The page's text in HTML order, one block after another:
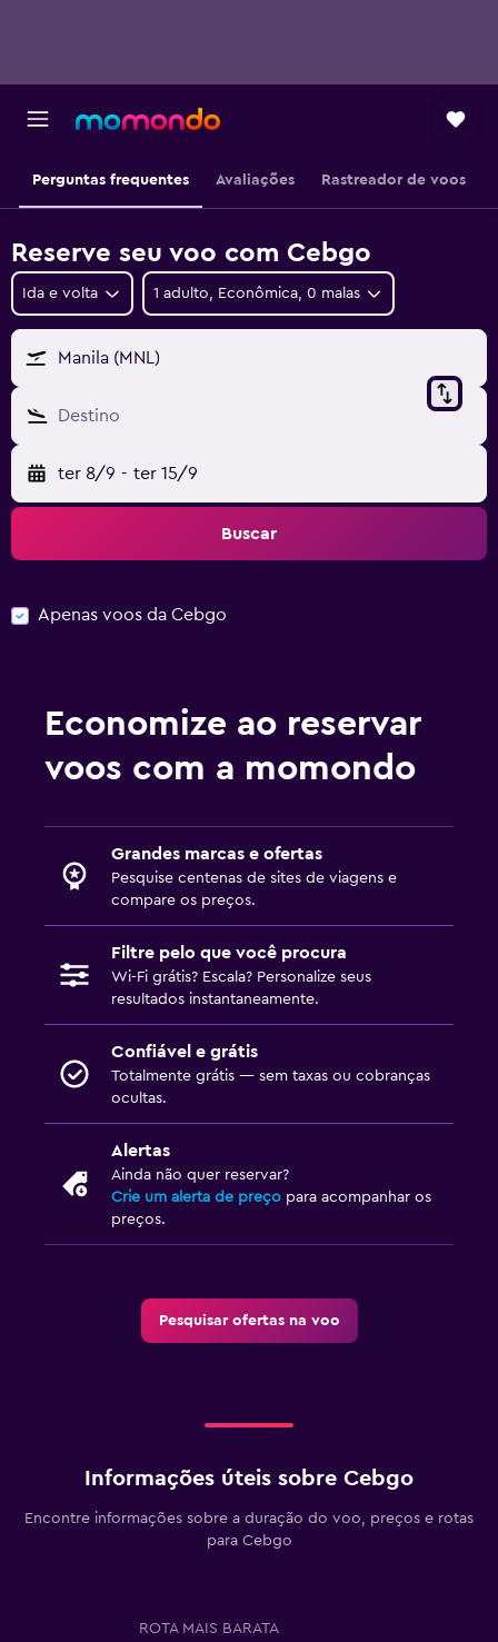
Perguntas frequentes Avaliações Rastreador de voos
Reserve seu voo com Cebgo
Ida e volta 1 adulto, Econômica, 0 malas
Manila (MNL)
Destino
ter 8/9 - ter 15/9
Buscar
Apenas voos da Cebgo
Economize ao reservar
voos com a momondo
Grandes marcas e ofertas
Pesquise centenas de sites de viagens e
compare os preços.
Filtre pelo que você procura
Wi-Fi grátis? Escala? Personalize seus
resultados instantaneamente.
Confiável e grátis
Totalmente grátis — sem taxas ou cobranças
ocultas.
Alertas
Ainda não quer reservar?
Crie um alerta de preço para acompanhar os
preços.
Pesquisar ofertas na voo
Informações úteis sobre Cebgo
Encontre informações sobre a duração do voo, preços e rotas
para Cebgo
ROTA MAIS BARATA